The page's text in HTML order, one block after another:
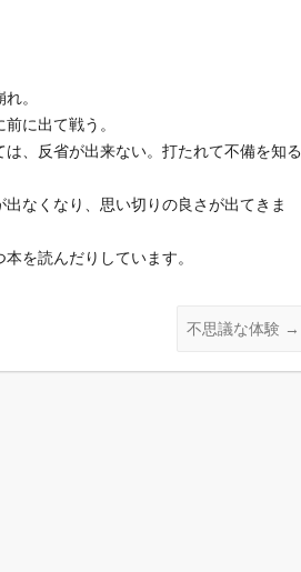
。
に出て戦う。
、反省が出来ない。打たれて不備を知る
なくなり、思い切りの良さが出てきま
を読んだりしています。
不思議な体験 →